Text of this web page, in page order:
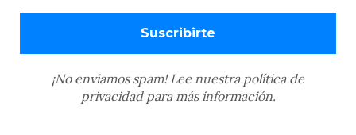
¡No enviamos spam! Lee nuestra política de
privacidadpara más información.